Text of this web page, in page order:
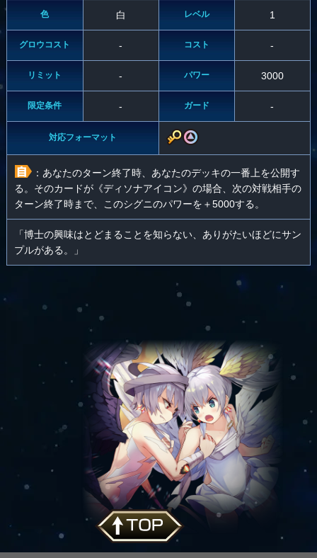
色 白 レベル 1
グロウコスト - コスト -
リミット - パワー 3000
限定条件 - ガード -
対応フォーマット
：あなたのターン終了時、あなたのデッキの一番上を公開す
る。そのカードが《ディソナアイコン》の場合、次の対戦相手の
ターン終了時まで、このシグニのパワーを＋5000する。
「博士の興味はとどまることを知らない、ありがたいほどにサン
プルがある。」